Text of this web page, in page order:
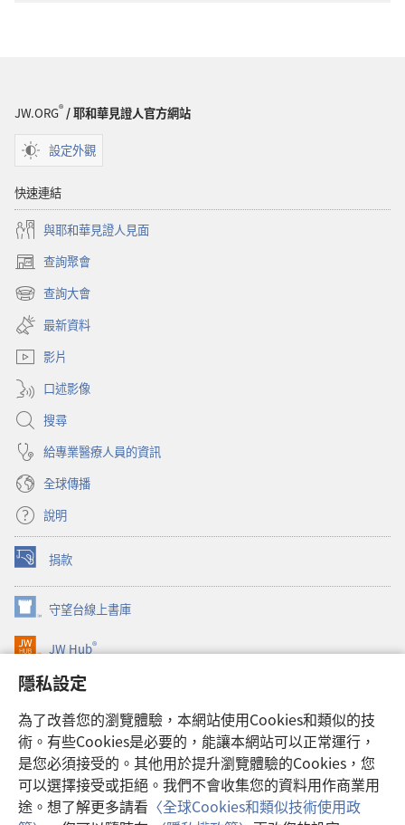
隱私設定
為了改善您的瀏覽體驗，本網站使用Cookies和類似的技
術。有些Cookies是必要的，能讓本網站可以正常運行，
是您必須接受的。其他用於提升瀏覽體驗的Cookies，您
可以選擇接受或拒絕。我們不會收集您的資料用作商業用
途。想了解更多請看 〈全球Cookies和類似技術使用政
JW.ORG® / 耶和華見證人官方網站
設定外觀
快速連結
與耶和華見證人見面
查詢聚會
（開
啟
新
視
窗）
查詢大會
（開
啟
新
視
窗）
最新資料
影片
口述影像
搜尋
給專業醫療人員的資訊
全球傳播
說明
捐款
（開
啟
新
視
窗）
守望台線上書庫
（開
啟
新
窗）
JW Hub®
（開
啟
新
視
窗）
JW Library®
Watchtower Library
Copyright© 2026 Watch Tower Bible and Tract Society of Pennsylvania.